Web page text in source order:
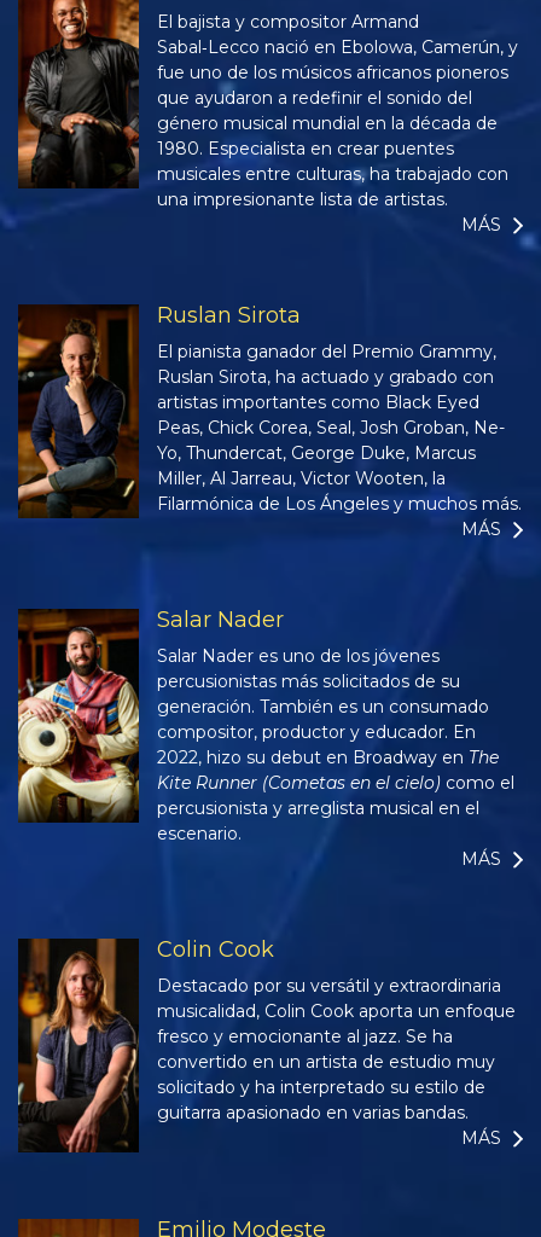
El bajista y compositor Armand
Sabal‑Lecco nació en Ebolowa, Camerún, y
fue uno de los músicos africanos pioneros
que ayudaron a redefinir el sonido del
género musical mundial en la década de
1980. Especialista en crear puentes
musicales entre culturas, ha trabajado con
una impresionante lista de artistas.
MÁS
Ruslan Sirota
El pianista ganador del Premio Grammy,
Ruslan Sirota, ha actuado y grabado con
artistas importantes como Black Eyed
Peas, Chick Corea, Seal, Josh Groban, Ne-
Yo, Thundercat, George Duke, Marcus
Miller, Al Jarreau, Victor Wooten, la
Filarmónica de Los Ángeles y muchos más.
MÁS
Salar Nader
Salar Nader es uno de los jóvenes
percusionistas más solicitados de su
generación. También es un consumado
compositor, productor y educador. En
2022, hizo su debut en Broadway en The
Kite Runner (Cometas en el cielo) como el
percusionista y arreglista musical en el
escenario.
MÁS
Colin Cook
Destacado por su versátil y extraordinaria
musicalidad, Colin Cook aporta un enfoque
fresco y emocionante al jazz. Se ha
convertido en un artista de estudio muy
solicitado y ha interpretado su estilo de
guitarra apasionado en varias bandas.
MÁS
Emilio Modeste